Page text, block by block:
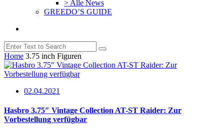
> Alle News
GREEDO’S GUIDE
Home 3.75 inch Figuren
02.04.2021
Hasbro 3.75″ Vintage Collection AT-ST Raider: Zur
Vorbestellung verfügbar